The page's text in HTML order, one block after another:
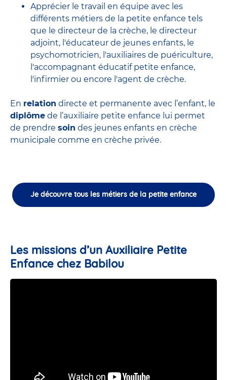
Apprécier le travail en équipe avec les
différents métiers de la petite enfance tels
que le directeur de la crèche, le directeur
adjoint, l'éducateur de jeunes enfants, le
psychomotricien, l'auxiliaires de puériculture,
l'accompagnant éducatif petite enfance,
l'infirmier ou encore l'agent de crèche.
En relation directe et permanente avec l’enfant, le
diplôme de l’auxiliaire petite enfance lui permet
de prendre soin des jeunes enfants en crèche
municipale comme en crèche privée.
Je découvre tous les métiers de la petite enfance
Les missions d’un Auxiliaire Petite
Enfance chez Babilou